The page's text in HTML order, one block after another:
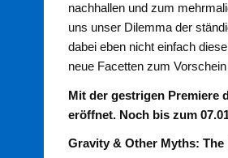
nachhallen und zum
uns unser Dilemma der
dabei eben nicht einfach
neue Facetten zum Vorschein
Mit der gestrigen Premiere
eröffnet. Noch bis zum
Gravity & Other Myths: